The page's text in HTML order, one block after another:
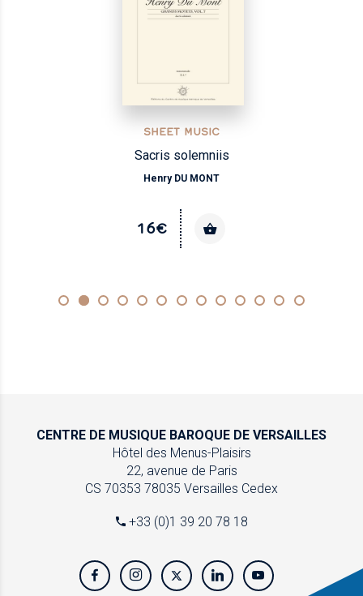
SHEET MUSIC
Sacris solemniis
Henry DU MONT
16€
CENTRE DE MUSIQUE BAROQUE DE VERSAILLES
Hôtel des Menus-Plaisirs
22, avenue de Paris
CS 70353 78035 Versailles Cedex
+33 (0)1 39 20 78 18